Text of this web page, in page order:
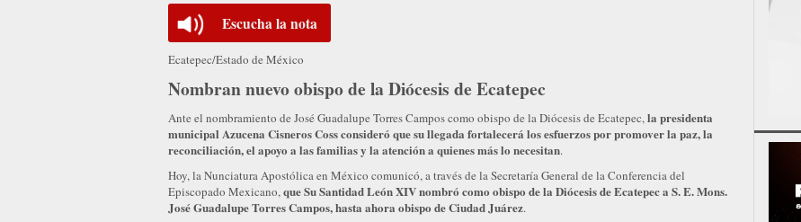
Escucha la nota
Ecatepec/Estado de México
Nombran nuevo obispo de la Diócesis de Ecatepec
Ante el nombramiento de José Guadalupe Torres Campos como obispo de la Diócesis de Ecatepec,la presidenta
municipal Azucena Cisneros Coss consideró que su llegada fortalecerá los esfuerzos por promover la paz, la
reconciliación, el apoyo a las familias y la atención a quienes más lo necesitan.
Hoy, la Nunciatura Apostólica en México comunicó, a través de la Secretaría General de la Conferencia del
Episcopado Mexicano,que Su Santidad León XIV nombró como obispo de la Diócesis de Ecatepec a S. E. Mons.
José Guadalupe Torres Campos, hasta ahora obispo de Ciudad Juárez.